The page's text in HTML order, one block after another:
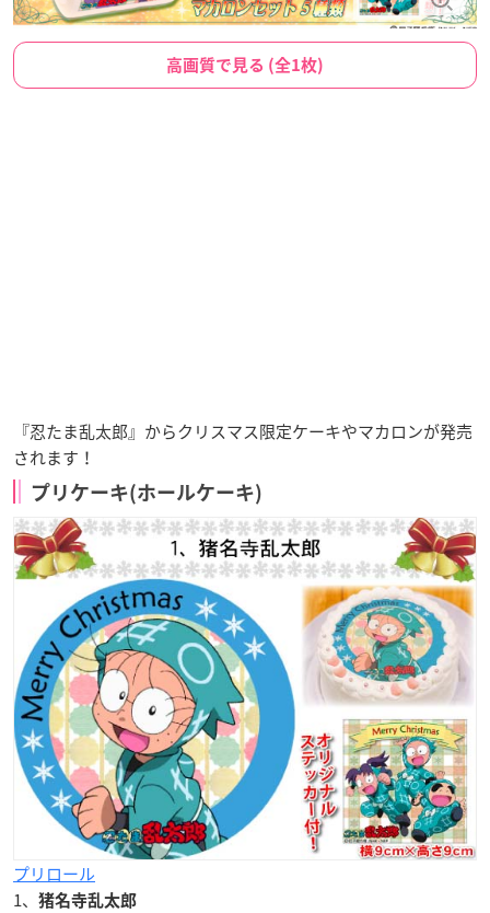
高画質で見る (全1枚)
『忍たま乱太郎』からクリスマス限定ケーキやマカロンが発売
されます！
プリケーキ(ホールケーキ)
プリロール
1、
猪名寺乱太郎